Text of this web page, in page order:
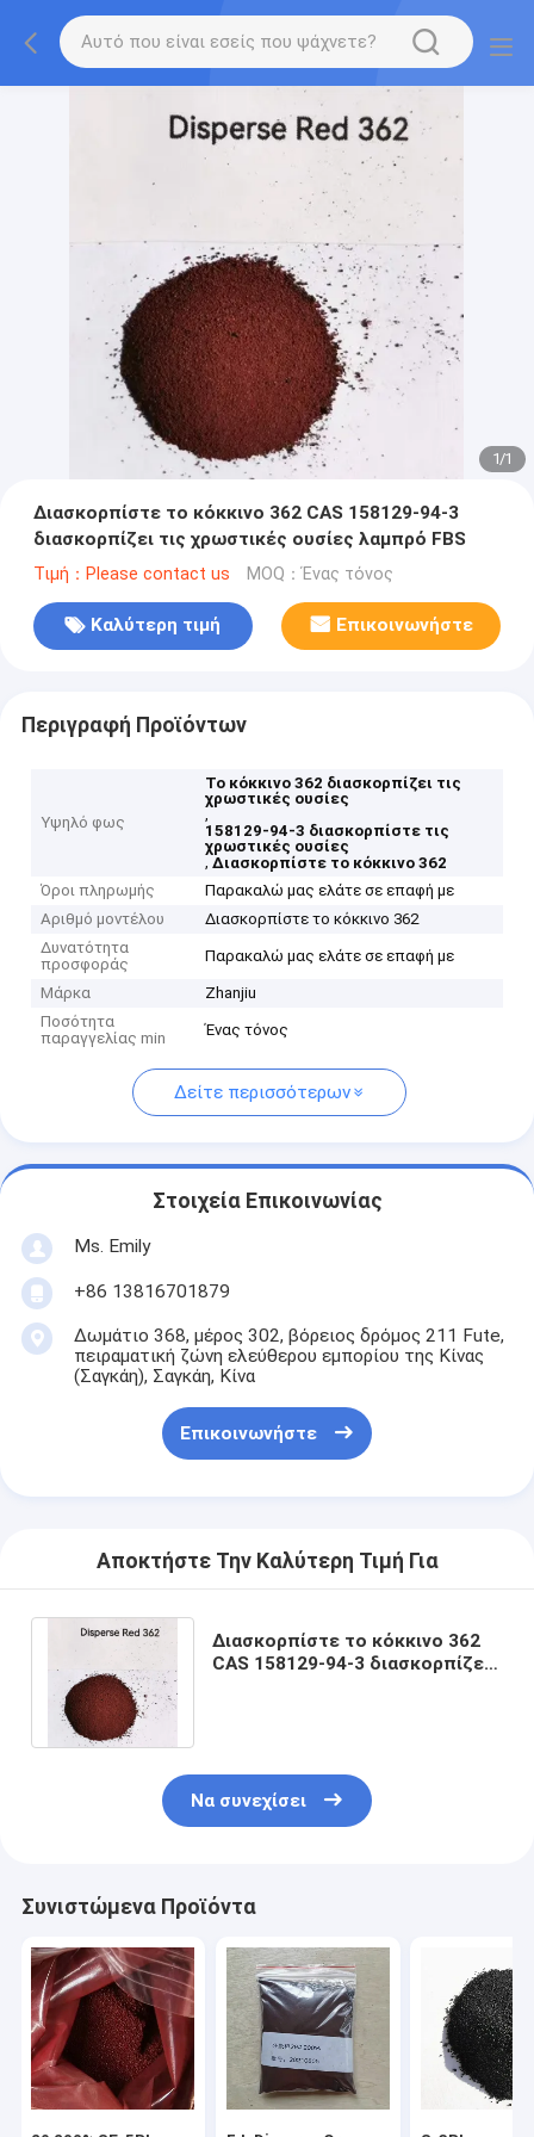
1/1
Διασκορπίστε το κόκκινο 362 CAS 158129-94-3
διασκορπίζει τις χρωστικές ουσίες λαμπρό FBS
Τιμή：Please contact us MOQ：Ένας τόνος
Καλύτερη τιμή Επικοινωνήστε
Περιγραφή Προϊόντων
Υψηλό φως
Το κόκκινο 362 διασκορπίζει τις
χρωστικές ουσίες
,
158129-94-3 διασκορπίστε τις
χρωστικές ουσίες
,Διασκορπίστε το κόκκινο 362
Όροι πληρωμής
Παρακαλώ μας ελάτε σε επαφή με
Αριθμό μοντέλου
Διασκορπίστε το κόκκινο 362
Δυνατότητα
προσφοράς
Παρακαλώ μας ελάτε σε επαφή με
Μάρκα
Zhanjiu
Ποσότητα
παραγγελίας min
Ένας τόνος
Δείτε περισσότερων
Στοιχεία Επικοινωνίας
Ms. Emily
+86 13816701879
Δωμάτιο 368, μέρος 302, βόρειος δρόμος 211 Fute,
πειραματική ζώνη ελεύθερου εμπορίου της Κίνας
(Σαγκάη), Σαγκάη, Κίνα
Επικοινωνήστε
Αποκτήστε Την Καλύτερη Τιμή Για
Διασκορπίστε το κόκκινο 362
CAS 158129-94-3 διασκορπίζει
Να συνεχίσει
Συνιστώμενα Προϊόντα